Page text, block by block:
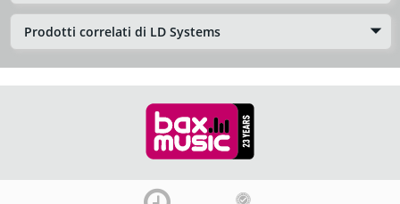
Prodotti correlati di LD Systems